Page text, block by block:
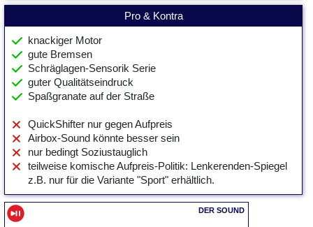
Pro & Kontra
knackiger Motor
gute Bremsen
Schräglagen-Sensorik Serie
guter Qualitätseindruck
Spaßgranate auf der Straße
QuickShifter nur gegen Aufpreis
Airbox-Sound könnte besser sein
nur bedingt Soziustauglich
teilweise komische Aufpreis-Politik: Lenkerenden-Spiegel
z.B. nur für die Variante "Sport" erhältlich.